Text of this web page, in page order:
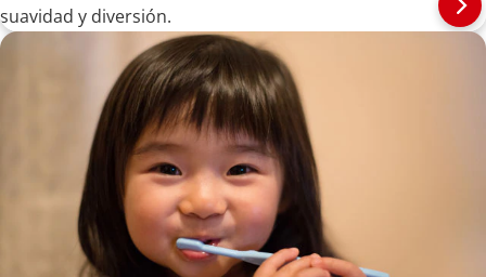
suavidad y diversión.